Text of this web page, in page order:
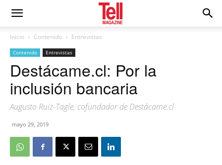
Inicio Contenido Entrevistas
Contenido Entrevistas
Destácame.cl: Por la
inclusión bancaria
Augusto Ruiz-Tagle, cofundador de Destácame.cl
mayo 29, 2019